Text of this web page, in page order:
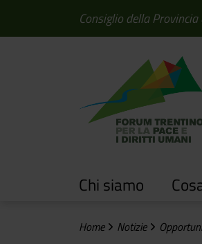
Consiglio della
Chi siamo
Home Notizie